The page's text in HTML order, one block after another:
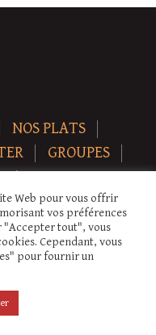
NOS PLATS
GROUPES
Tous droits réservés.
Web pour vous offrir
vos préférences
"Accepter tout", vous
Cependant, vous
pour fournir un